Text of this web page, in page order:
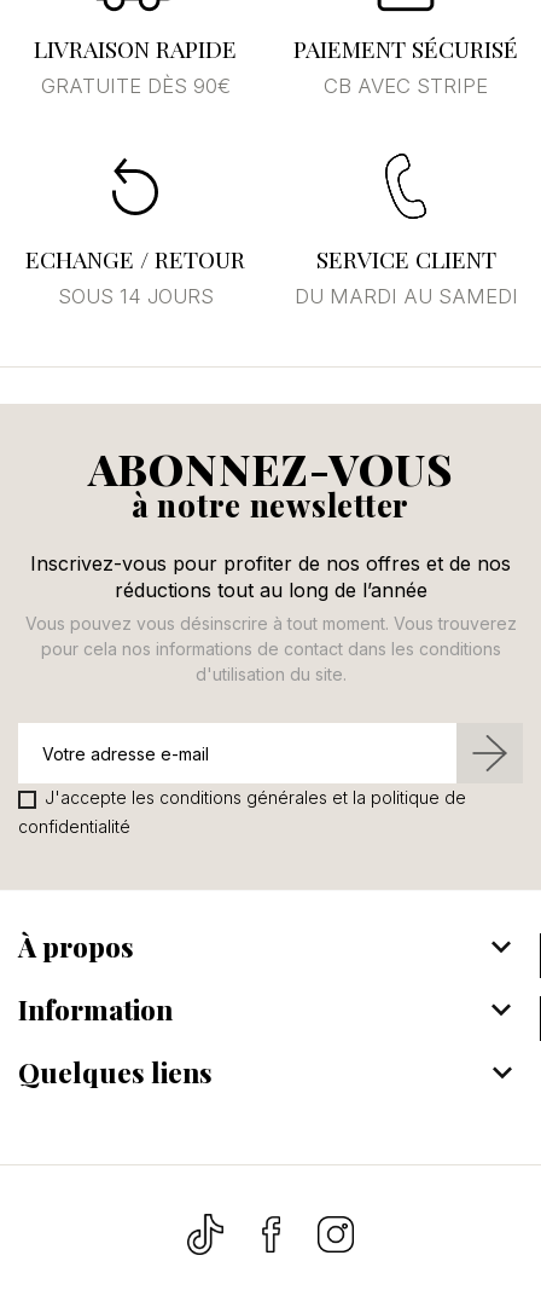
LIVRAISON RAPIDE
GRATUITE DÈS 90€
PAIEMENT SÉCURISÉ
CB AVEC STRIPE
ECHANGE / RETOUR
SOUS 14 JOURS
SERVICE CLIENT
DU MARDI AU SAMEDI
ABONNEZ-VOUS
à notre newsletter
Inscrivez-vous pour profiter de nos offres et de nos
réductions tout au long de l’année
Vous pouvez vous désinscrire à tout moment. Vous trouverez
pour cela nos informations de contact dans les conditions
d'utilisation du site.
J'accepte les conditions générales et la politique de
confidentialité
À propos keyboard_arrow_down
Information keyboard_arrow_down
Quelques liens keyboard_arrow_down